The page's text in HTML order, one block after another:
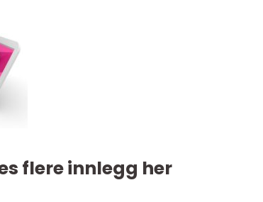
flere innlegg her